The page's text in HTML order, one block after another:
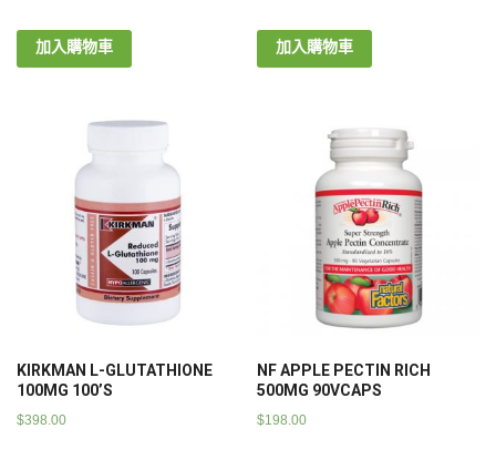
加入購物車 加入購物車
KIRKMAN L-GLUTATHIONE
100MG 100’S
$398.00
NF APPLE PECTIN RICH
500MG 90VCAPS
$198.00